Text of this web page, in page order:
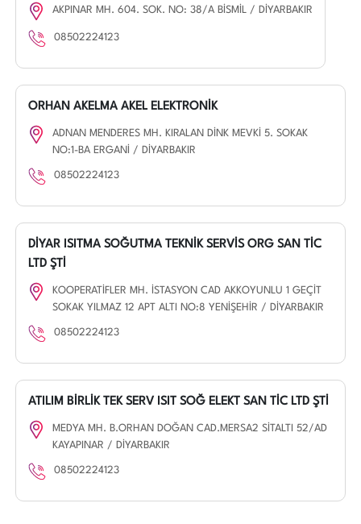
AKPINAR MH. 604. SOK. NO: 38/A BİSMİL / DİYARBAKIR
08502224123
ORHAN AKELMA AKEL ELEKTRONİK
ADNAN MENDERES MH. KIRALAN DİNK MEVKİ 5. SOKAK
NO:1-BA ERGANİ / DİYARBAKIR
08502224123
DİYAR ISITMA SOĞUTMA TEKNİK SERVİS ORG SAN TİC
LTD ŞTİ
KOOPERATİFLER MH. İSTASYON CAD AKKOYUNLU 1 GEÇİT
SOKAK YILMAZ 12 APT ALTI NO:8 YENİŞEHİR / DİYARBAKIR
08502224123
ATILIM BİRLİK TEK SERV ISIT SOĞ ELEKT SAN TİC LTD ŞTİ
MEDYA MH. B.ORHAN DOĞAN CAD.MERSA2 SİTALTI 52/AD
KAYAPINAR / DİYARBAKIR
08502224123